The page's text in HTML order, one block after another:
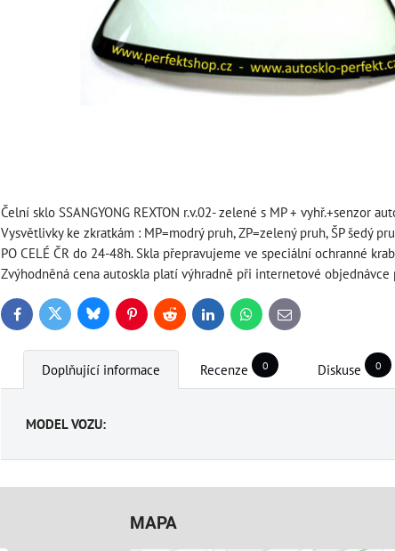
Čelní sklo SSANGYONG REXTON r.v.02- zelené s MP + vyhř.+senzor
Vysvětlivky ke zkratkám : MP=modrý pruh, ZP=zelený pruh, ŠP šedý
PO CELÉ ČR do 24-48h. Skla přepravujeme ve speciální ochranné
Zvýhodněná cena autoskla platí výhradně při internetové objednávce
FacebookTwitter BlueskyPinterestReddit LinkedInWhatsApp
E-
mail
Doplňující informace Recenze 0 Diskuse 0
MODEL VOZU:
MAPA